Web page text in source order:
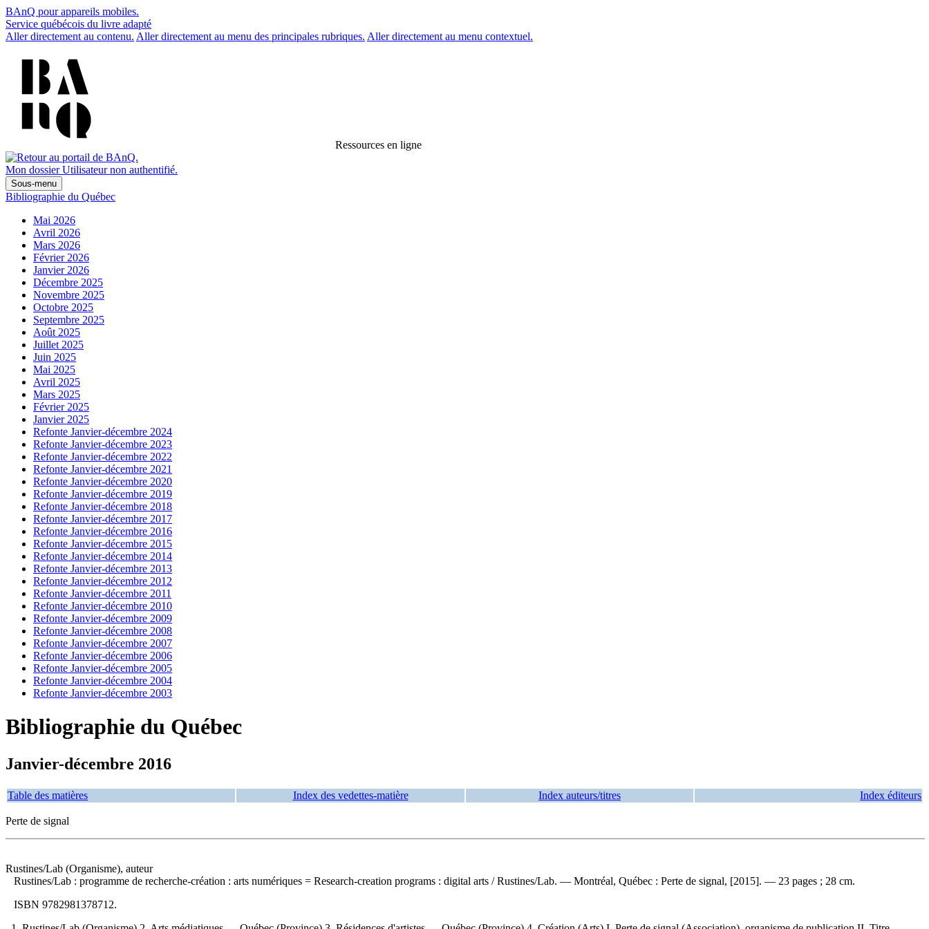
BAnQ pour appareils mobiles.
Service québécois du livre adapté
Aller directement au contenu. Aller directement au menu des principales rubriques. Aller directement au menu contextuel.
Ressources en ligne
Mon dossier Utilisateur non authentifié.
Sous-menu
Bibliographie du Québec
Mai 2026
Avril 2026
Mars 2026
Février 2026
Janvier 2026
Décembre 2025
Novembre 2025
Octobre 2025
Septembre 2025
Août 2025
Juillet 2025
Juin 2025
Mai 2025
Avril 2025
Mars 2025
Février 2025
Janvier 2025
Refonte Janvier-décembre 2024
Refonte Janvier-décembre 2023
Refonte Janvier-décembre 2022
Refonte Janvier-décembre 2021
Refonte Janvier-décembre 2020
Refonte Janvier-décembre 2019
Refonte Janvier-décembre 2018
Refonte Janvier-décembre 2017
Refonte Janvier-décembre 2016
Refonte Janvier-décembre 2015
Refonte Janvier-décembre 2014
Refonte Janvier-décembre 2013
Refonte Janvier-décembre 2012
Refonte Janvier-décembre 2011
Refonte Janvier-décembre 2010
Refonte Janvier-décembre 2009
Refonte Janvier-décembre 2008
Refonte Janvier-décembre 2007
Refonte Janvier-décembre 2006
Refonte Janvier-décembre 2005
Refonte Janvier-décembre 2004
Refonte Janvier-décembre 2003
Bibliographie du Québec
Janvier-décembre 2016
Table des matières Index des vedettes-matière Index auteurs/titres Index éditeurs
Perte de signal
Rustines/Lab (Organisme), auteur
Rustines/Lab : programme de recherche-création : arts numériques = Research-creation programs : digital arts / Rustines/Lab. — Montréal, Québec : Perte de signal, [2015]. — 23 pages ; 28 cm.
ISBN 9782981378712.